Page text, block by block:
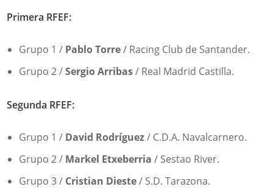
Primera RFEF:
Grupo 1 / Pablo Torre/ Racing Club de Santander.
Grupo 2 /Sergio Arribas/ Real Madrid Castilla.
Segunda RFEF:
Grupo 1 / David Rodríguez/ C.D.A. Navalcarnero.
Grupo 2 / Markel Etxeberria / Sestao River.
Grupo 3 / Cristian Dieste/ S.D. Tarazona.